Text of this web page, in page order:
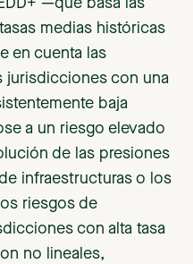
—que basa las
medias históricas
en cuenta las
jurisdicciones con una
baja
a un riesgo elevado
de las presiones
infraestructuras o los
riesgos de
con alta tasa
no lineales,